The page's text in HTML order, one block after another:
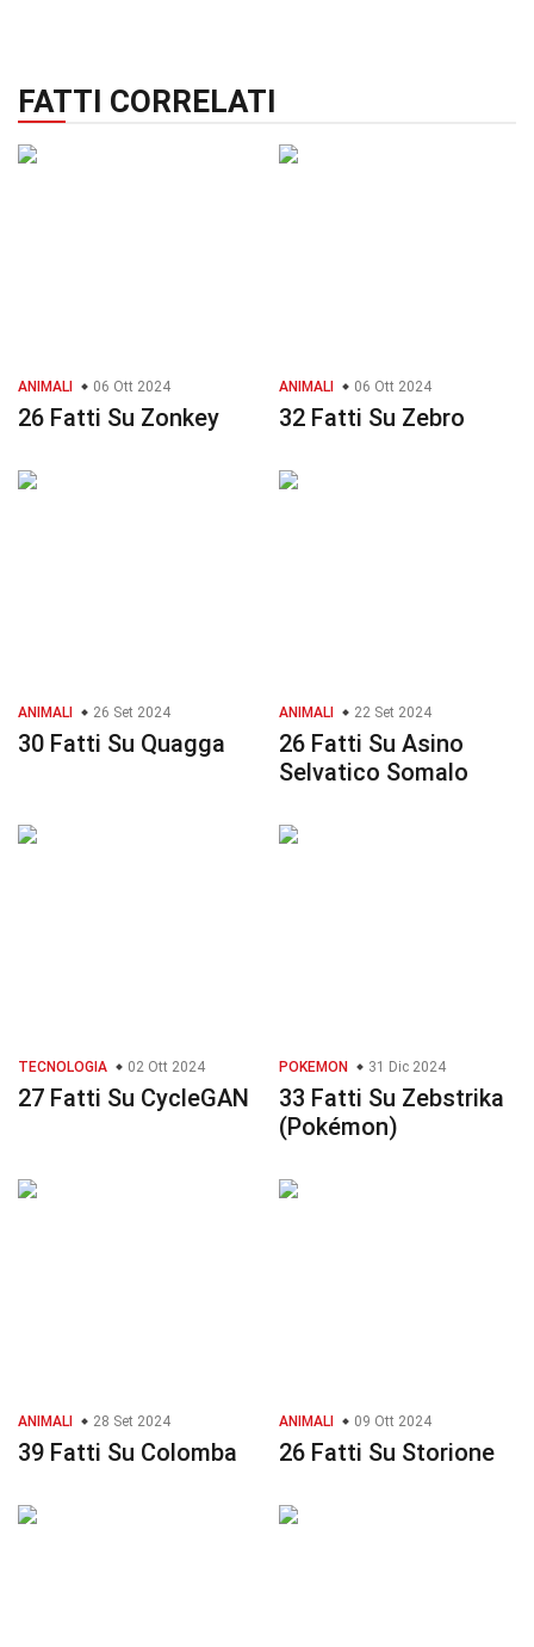
FATTI CORRELATI
ANIMALI 06 Ott 2024
26 Fatti Su Zonkey
ANIMALI 06 Ott 2024
32 Fatti Su Zebro
ANIMALI 26 Set 2024
30 Fatti Su Quagga
ANIMALI 22 Set 2024
26 Fatti Su Asino
Selvatico Somalo
TECNOLOGIA 02 Ott 2024
27 Fatti Su CycleGAN
POKEMON 31 Dic 2024
33 Fatti Su Zebstrika
(Pokémon)
ANIMALI 28 Set 2024
39 Fatti Su Colomba
ANIMALI 09 Ott 2024
26 Fatti Su Storione